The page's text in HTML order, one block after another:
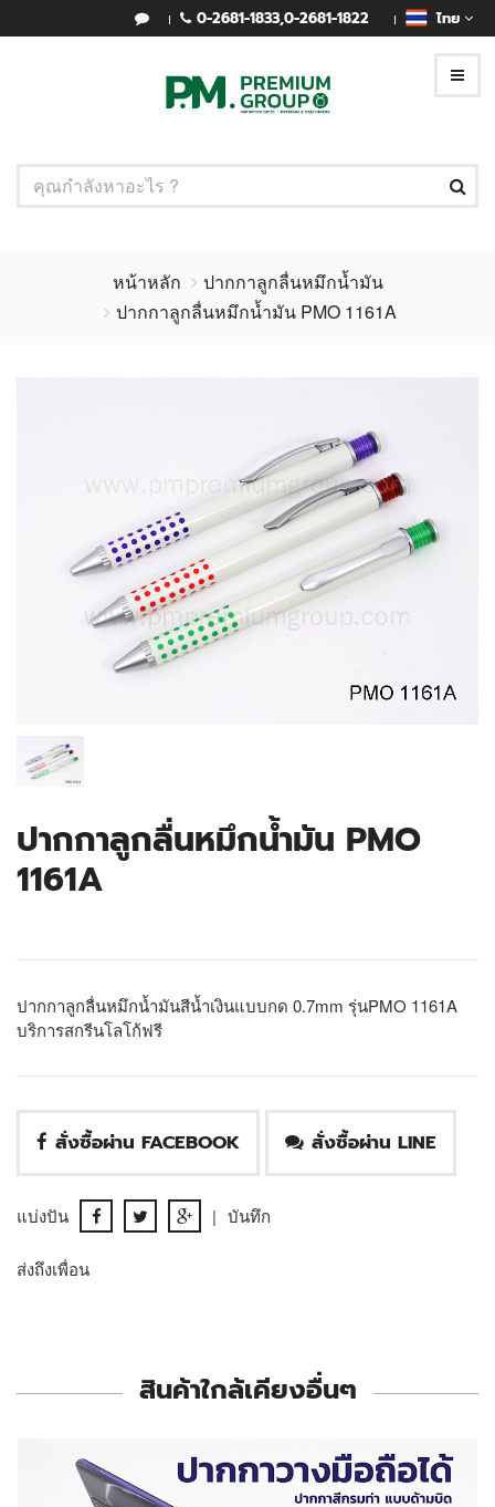
0-2681-1833,0-2681-1822 ไทย
หน้าหลัก
ปากกาลูกลื่นหมึกน้ำมัน
ปากกาลูกลื่นหมึกน้ำมัน PMO 1161A
ปากกาลูกลื่นหมึกน้ำมัน PMO
1161A
ปากกาลูกลื่นหมึกน้ำมันสีน้ำเงินแบบกด 0.7mm รุ่นPMO 1161A
บริการสกรีนโลโก้ฟรี
สั่งซื้อผ่าน FACEBOOK สั่งซื้อผ่าน LINE
แบ่งปัน | บันทึก
ส่งถึงเพื่อน
สินค้าใกล้เคียงอื่นๆ